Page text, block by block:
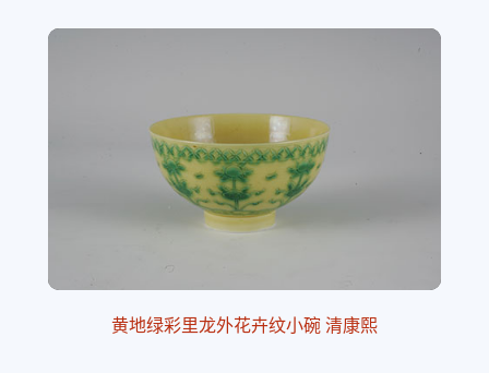
黄地绿彩里龙外花卉纹小碗 清康熙